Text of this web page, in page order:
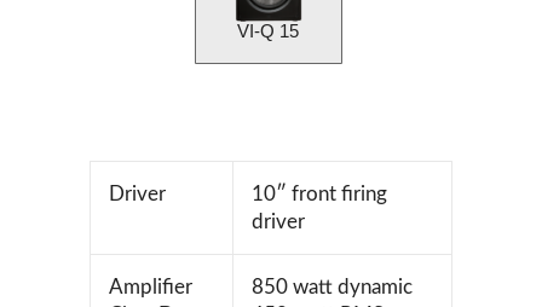
VI-Q 15
Driver
10″ front firing
driver
Amplifier
850 watt dynamic